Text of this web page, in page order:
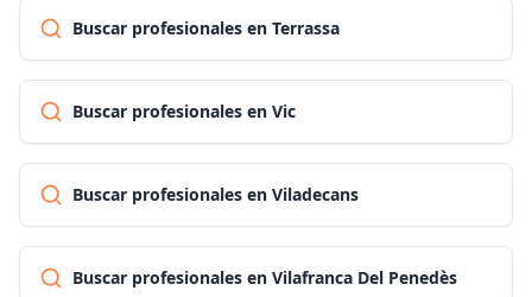
Buscar profesionales en Terrassa
Buscar profesionales en Vic
Buscar profesionales en Viladecans
Buscar profesionales en Vilafranca Del Penedès